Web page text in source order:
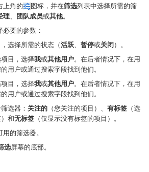
上角的 图标，并在筛选列表中选择所需的筛
理 团队成员或其他。
要的参数：
选择所需的状态（活跃 暂停或关闭）。
目，选择我或其他用户。在后者情况下，在用
用户或通过搜索字段找到他们。
目，选择我或其他用户。在后者情况下，在用
用户或通过搜索字段找到他们。
选器： 关注的 （您关注的项目）、 有标签 （选
和无标签 （仅显示没有标签的项目）。
的筛选器。
选屏幕的底部。